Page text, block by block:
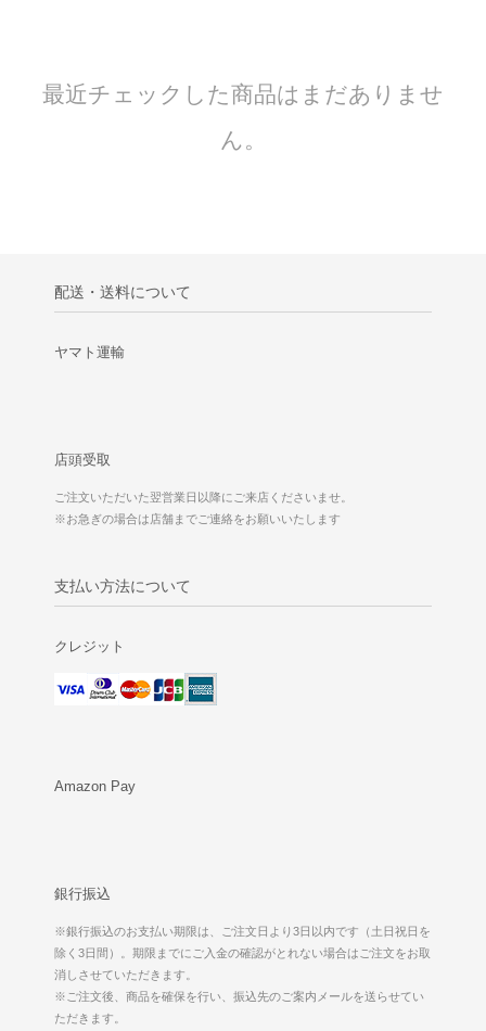
最近チェックした商品はまだありませ
ん。
配送・送料について
ヤマト運輸
店頭受取
ご注文いただいた翌営業日以降にご来店くださいませ。
※お急ぎの場合は店舗までご連絡をお願いいたします
支払い方法について
クレジット
Amazon Pay
銀行振込
※銀行振込のお支払い期限は、ご注文日より3日以内です（土日祝日を
除く3日間）。期限までにご入金の確認がとれない場合はご注文をお取
消しさせていただきます。
※ご注文後、商品を確保を行い、振込先のご案内メールを送らせてい
ただきます。